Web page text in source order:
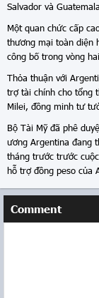
Salvador và
Một quan chức cấp
thương mại toàn diện
công bố trong vòng
Thỏa thuận với
trợ tài chính cho tổng
Milei, đồng minh tư
Bộ Tài Mỹ đã phê
ương Argentina đang
tháng trước trước
hỗ trợ đồng peso của
Comment